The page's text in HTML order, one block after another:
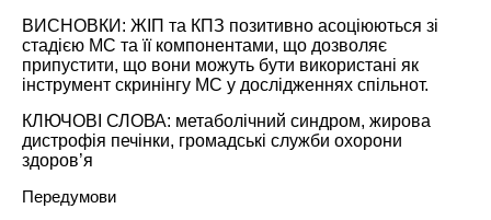
ВИСНОВКИ: ЖІП та КПЗ позитивно асоціюються зі
стадією МС та її компонентами, що дозволяє
припустити, що вони можуть бути використані як
інструмент скринінгу МС у дослідженнях спільнот.
КЛЮЧОВІ СЛОВА: метаболічний синдром, жирова
дистрофія печінки, громадські служби охорони
здоров’я
Передумови